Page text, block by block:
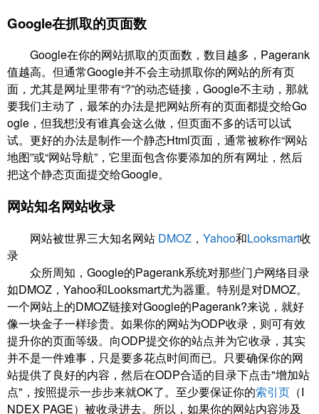
Google在抓取的页面数
Google在你的网站抓取的页面数，数目越多，Pagerank
值越高。但通常Google并不会主动抓取你的网站的所有页
面，尤其是网址里带有“?”的动态链接，Google不主动，那就
要我们主动了，最笨的办法是把网站所有的页面都提交给Go
ogle，但我想没有谁真会这么做，但页面不多的话可以试
试。更好的办法是制作一个静态Html页面，通常被称作“网站
地图”或“网站导航”，它里面包含你要添加的所有网址，然后
把这个静态页面提交给Google。
网站知名网站收录
网站被世界三大知名网站 DMOZ ， Yahoo和Looksmart收
录
众所周知，Google的Pagerank系统对那些门户网络目录
如DMOZ，Yahoo和Looksmart尤为器重。特别是对DMOZ。
一个网站上的DMOZ链接对Google的Pagerank?来说，就好
像一块金子一样珍贵。如果你的网站为ODP收录，则可有效
提升你的页面等级。向ODP提交你的站点并为它收录，其实
并不是一件难事，只是要多花点时间而已。只要确保你的网
站提供了良好的内容，然后在ODP合适的目录下点击"增加站
点"，按照提示一步步来就OK了。至少要保证你的索引页 （I
NDEX PAGE）被收录进去。所以，如果你的网站内容涉及